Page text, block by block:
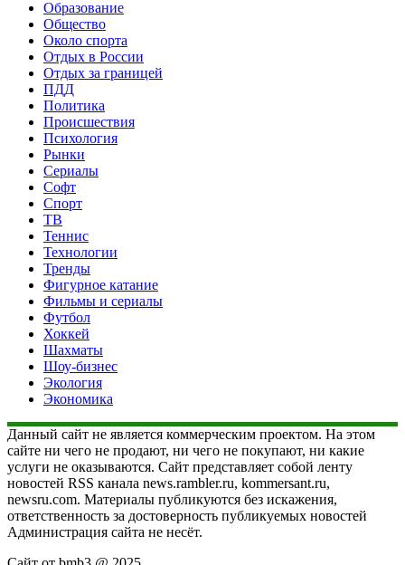
Образование
Общество
Около спорта
Отдых в России
Отдых за границей
ПДД
Политика
Происшествия
Психология
Рынки
Сериалы
Софт
Спорт
ТВ
Теннис
Технологии
Тренды
Фигурное катание
Фильмы и сериалы
Футбол
Хоккей
Шахматы
Шоу-бизнес
Экология
Экономика
Данный сайт не является коммерческим проектом. На этом
сайте ни чего не продают, ни чего не покупают, ни какие
услуги не оказываются. Сайт представляет собой ленту
новостей RSS канала news.rambler.ru, kommersant.ru,
newsru.com. Материалы публикуются без искажения,
ответственность за достоверность публикуемых новостей
Администрация сайта не несёт.